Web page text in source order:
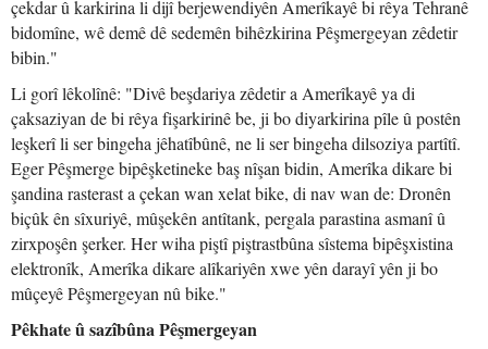
çekdar û karkirina li dijî berjewendiyên Amerîkayê bi rêya Tehranê
bidomîne, wê demê dê sedemên bihêzkirina Pêşmergeyan zêdetir
bibin."
Li gorî lêkolînê: "Divê beşdariya zêdetir a Amerîkayê ya di
çaksaziyan de bi rêya fişarkirinê be, ji bo diyarkirina pîle û postên
leşkerî li ser bingeha jêhatîbûnê, ne li ser bingeha dilsoziya partîtî.
Eger Pêşmerge bipêşketineke baş nîşan bidin, Amerîka dikare bi
şandina rasterast a çekan wan xelat bike, di nav wan de: Dronên
biçûk ên sîxuriyê, mûşekên antîtank, pergala parastina asmanî û
zirxpoşên şerker. Her wiha piştî piştrastbûna sîstema bipêşxistina
elektronîk, Amerîka dikare alîkariyên xwe yên darayî yên ji bo
mûçeyê Pêşmergeyan nû bike."
Pêkhate û sazîbûna Pêşmergeyan